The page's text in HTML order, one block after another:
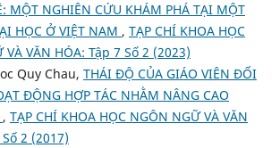
MỘT NGHIÊN CỨU KHÁM PHÁ TẠI MỘT
HỌC Ở VIỆT NAM , TẠP CHÍ KHOA HỌC
VÀ VĂN HÓA: Tập 7 Số 2 (2023)
Quy Chau, THÁI ĐỘ CỦA GIÁO VIÊN ĐỐI
ĐỘNG HỢP TÁC NHẰM NÂNG CAO
, TẠP CHÍ KHOA HỌC NGÔN NGỮ VÀ VĂN
2 (2017)